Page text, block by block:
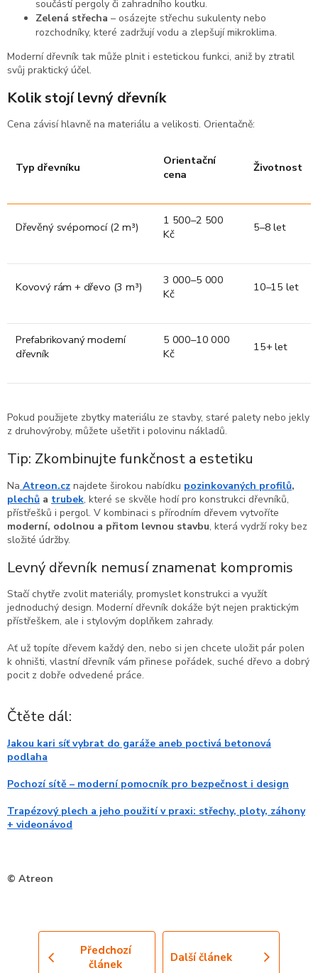
součástí pergoly či zahradního koutku.
Zelená střecha – osázejte střechu sukulenty nebo
rozchodníky, které zadržují vodu a zlepšují mikroklima.
Moderní dřevník tak může plnit i estetickou funkci, aniž by ztratil
svůj praktický účel.
Kolik stojí levný dřevník
Cena závisí hlavně na materiálu a velikosti. Orientačně:
Typ dřevníku
Orientační
cena
Životnost
Dřevěný svépomocí (2 m³)
1 500–2 500
Kč
5–8 let
Kovový rám + dřevo (3 m³)
3 000–5 000
Kč
10–15 let
Prefabrikovaný moderní
dřevník
5 000–10 000
Kč
15+ let
Pokud použijete zbytky materiálu ze stavby, staré palety nebo jekly
z druhovýroby, můžete ušetřit i polovinu nákladů.
Tip: Zkombinujte funkčnost a estetiku
Na Atreon.cz najdete širokou nabídku pozinkovaných profilů,
plechů a trubek, které se skvěle hodí pro konstrukci dřevníků,
přístřešků i pergol. V kombinaci s přírodním dřevem vytvoříte
moderní, odolnou a přitom levnou stavbu, která vydrží roky bez
složité údržby.
Levný dřevník nemusí znamenat kompromis
Stačí chytře zvolit materiály, promyslet konstrukci a využít
jednoduchý design. Moderní dřevník dokáže být nejen praktickým
přístřeškem, ale i stylovým doplňkem zahrady.
Ať už topíte dřevem každý den, nebo si jen chcete uložit pár polen
k ohništi, vlastní dřevník vám přinese pořádek, suché dřevo a dobrý
pocit z dobře odvedené práce.
Čtěte dál:
Jakou kari síť vybrat do garáže aneb poctivá betonová
podlaha
Pochozí sítě – moderní pomocník pro bezpečnost i design
Trapézový plech a jeho použití v praxi: střechy, ploty, záhony
+ videonávod
© Atreon
Předchozí
článek
Další článek